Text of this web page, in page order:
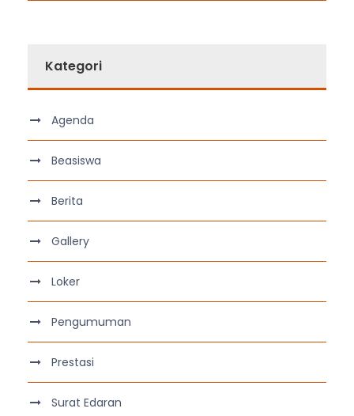
Kategori
Agenda
Beasiswa
Berita
Gallery
Loker
Pengumuman
Prestasi
Surat Edaran